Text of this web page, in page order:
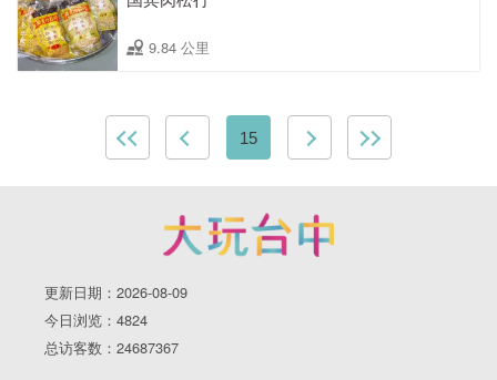
9.84 公里
15
更新日期：2026-08-09
今日浏览：4824
总访客数：24687367